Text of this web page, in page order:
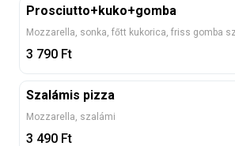
Prosciutto+kuko+gomba
Mozzarella, sonka, főtt kukorica, friss gomba
3 790 Ft
Szalámis pizza
Mozzarella, szalámi
3 490 Ft